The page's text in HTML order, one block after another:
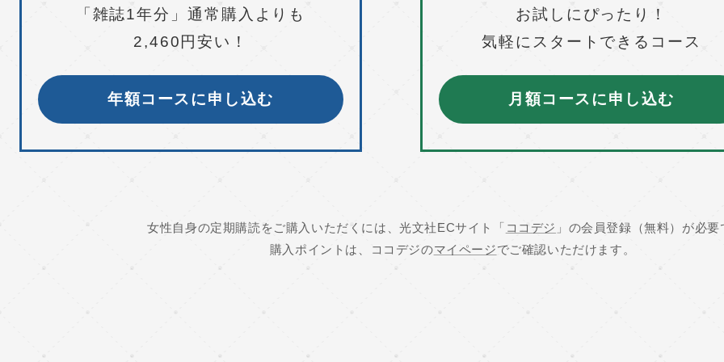
「雑誌1年分」通常購入よりも
2,460円安い！
年額コースに申し込む
お試しにぴったり！
気軽にスタートできるコース
月額コースに申し込む
女性自身の定期購読をご購入いただくには、光文社ECサイト「 ココデジ 」の会員登録（無料）が必要
購入ポイントは、ココデジのマイページでご確認いただけます。